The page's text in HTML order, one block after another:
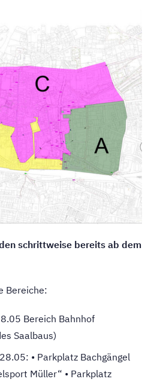
schrittweise bereits ab dem
Bereiche:
Bereich Bahnhof
Saalbaus)
• Parkplatz Bachgängel
Müller“ • Parkplatz